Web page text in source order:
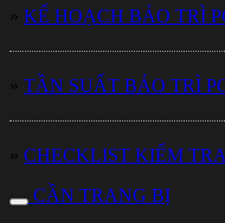
» KẾ HOẠCH BẢO TRÌ
» TẦN SUẤT BẢO TRÌ
» CHECKLIST KIỂM
CẦN TRANG BỊ